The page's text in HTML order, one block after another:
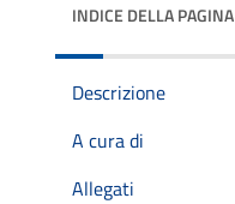
INDICE DELLA PAGINA
Descrizione
A cura di
Allegati